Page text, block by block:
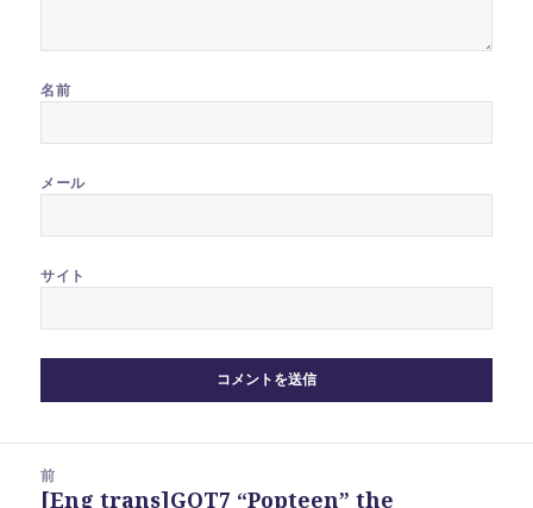
名前
メール
サイト
前
前
[Eng trans]GOT7 “Popteen” the